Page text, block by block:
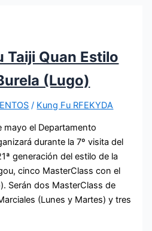
Taiji Quan Estilo
(Lugo)
/ Kung Fu RFEKYDA
mayo el Departamento
durante la 7º visita del
generación del estilo de la
cinco MasterClass con el
Serán dos MasterClass de
(Lunes y Martes) y tres